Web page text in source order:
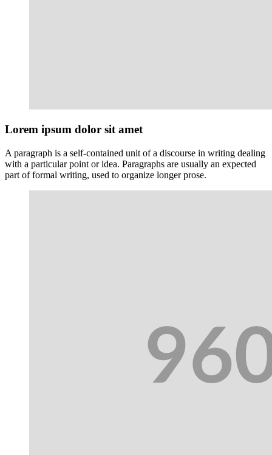
Lorem ipsum dolor sit amet
A paragraph is a self-contained unit of a discourse in writing dealing
with a particular point or idea. Paragraphs are usually an expected
part of formal writing, used to organize longer prose.